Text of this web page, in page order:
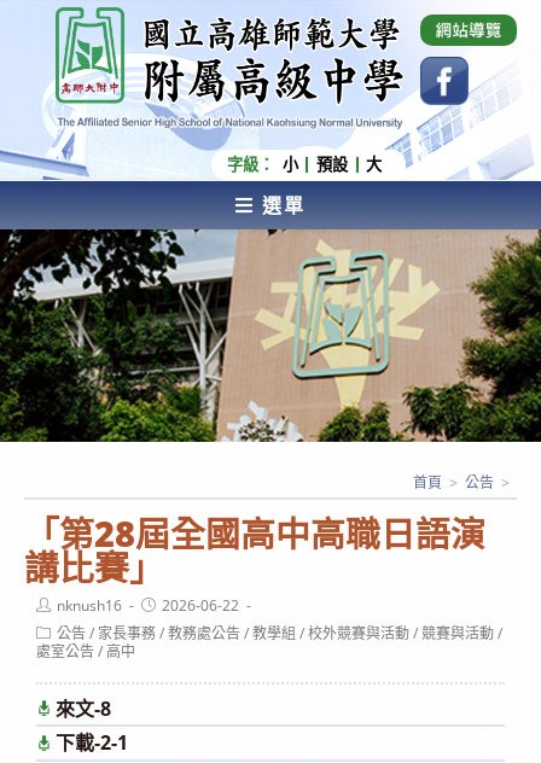
內
容
國立高雄師範大學附屬高級中學 Affiliated Senior
High School of National Kaohsiung Normal
University
字級： 小 預設 大
選單
AFFILIATED SENIOR HIGH SCHOOL OF NATIONAL
KAOHSIUNG NORMAL UNIVERSITY
「第28屆全國高中高職日語演
講比賽」
首頁 > 公告 >
Post
author:
nknush16
Post
published:
2026-06-22
Post
category:
公告/ 家長事務/教務處公告/教學組 /校外競賽與活動/競賽與活動/
處室公告/高中
來文-8
下載-2-1